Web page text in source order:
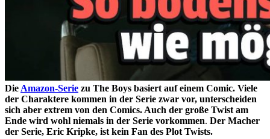
Die Amazon-Serie zu The Boys basiert auf einem Comic. Viele
der Charaktere kommen in der Serie zwar vor, unterscheiden
sich aber extrem von den Comics. Auch der große Twist am
Ende wird wohl niemals in der Serie vorkommen. Der Macher
der Serie, Eric Kripke, ist kein Fan des Plot Twists.